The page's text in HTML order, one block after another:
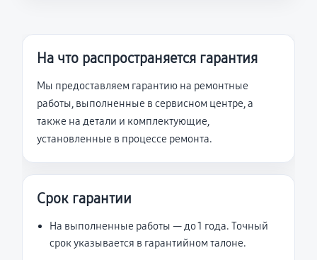
На что распространяется гарантия
Мы предоставляем гарантию на ремонтные
работы, выполненные в сервисном центре, а
также на детали и комплектующие,
установленные в процессе ремонта.
Срок гарантии
На выполненные работы — до 1 года. Точный
срок указывается в гарантийном талоне.